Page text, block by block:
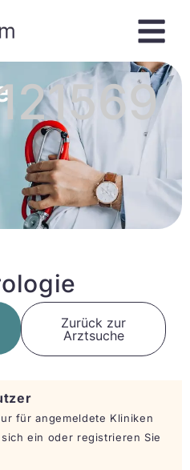
Zurück zur
Arztsuche
für angemeldete Kliniken
ein oder registrieren Sie